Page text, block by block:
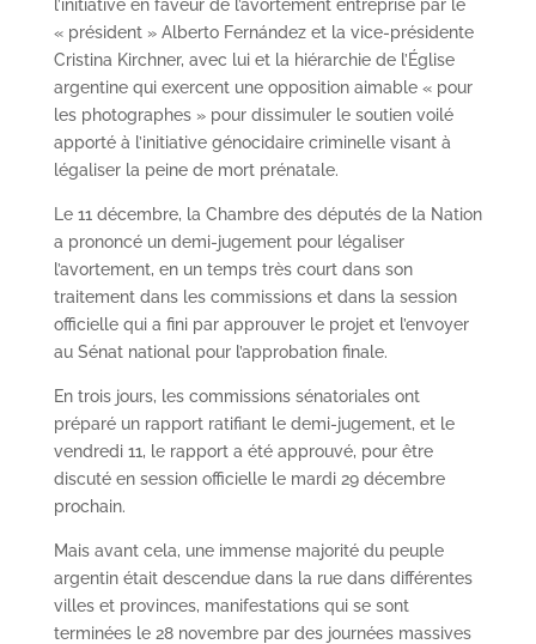
l’initiative en faveur de l’avortement entreprise par le
« président » Alberto Fernández et la vice-présidente
Cristina Kirchner, avec lui et la hiérarchie de l’Église
argentine qui exercent une opposition aimable « pour
les photographes » pour dissimuler le soutien voilé
apporté à l’initiative génocidaire criminelle visant à
légaliser la peine de mort prénatale.
Le 11 décembre, la Chambre des députés de la Nation
a prononcé un demi-jugement pour légaliser
l’avortement, en un temps très court dans son
traitement dans les commissions et dans la session
officielle qui a fini par approuver le projet et l’envoyer
au Sénat national pour l’approbation finale.
En trois jours, les commissions sénatoriales ont
préparé un rapport ratifiant le demi-jugement, et le
vendredi 11, le rapport a été approuvé, pour être
discuté en session officielle le mardi 29 décembre
prochain.
Mais avant cela, une immense majorité du peuple
argentin était descendue dans la rue dans différentes
villes et provinces, manifestations qui se sont
terminées le 28 novembre par des journées massives